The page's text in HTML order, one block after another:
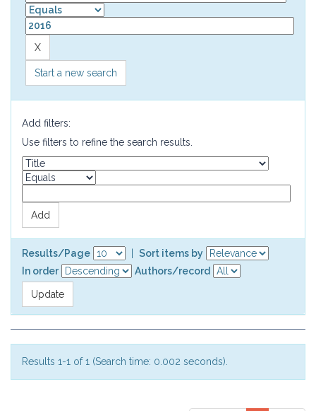
Start a new search
Add filters:
Use filters to refine the search results.
Results/Page
Sort items by
In order
Authors/record
Results 1-1 of 1 (Search time: 0.002 seconds).